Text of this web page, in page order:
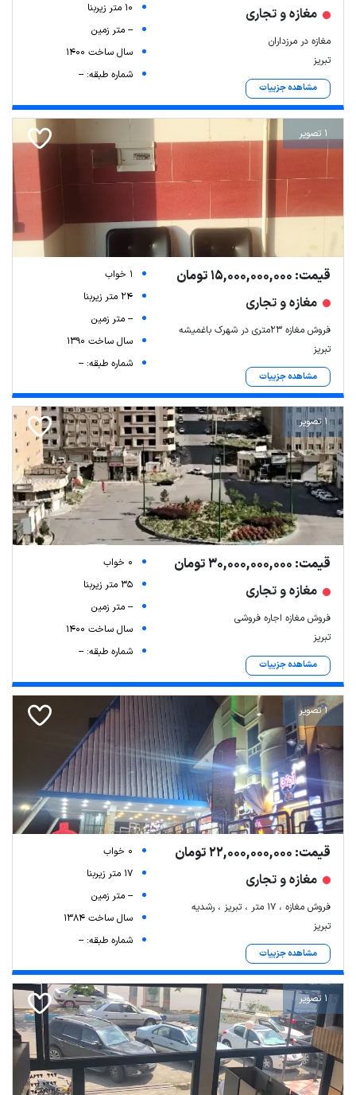
مغازه و تجاری
مغازه در مرزداران
تبریز
مشاهده جزییات
10 متر زیربنا
-- متر زمین
سال ساخت 1400
شماره طبقه: --
1 تصویر
قیمت: 15,000,000,000 تومان
مغازه و تجاری
فروش مغازه 23متری در شهرک باغمیشه
تبریز
مشاهده جزییات
1 خواب
24 متر زیربنا
-- متر زمین
سال ساخت 1390
شماره طبقه: --
1 تصویر
قیمت: 30,000,000,000 تومان
مغازه و تجاری
فروش مغازه اجاره فروشی
تبریز
مشاهده جزییات
0 خواب
35 متر زیربنا
-- متر زمین
سال ساخت 1400
شماره طبقه: --
1 تصویر
قیمت: 22,000,000,000 تومان
مغازه و تجاری
فروش مغازه ، ۱۷ متر ، تبریز ، رشدیه
تبریز
مشاهده جزییات
0 خواب
17 متر زیربنا
-- متر زمین
سال ساخت 1384
شماره طبقه: --
1 تصویر